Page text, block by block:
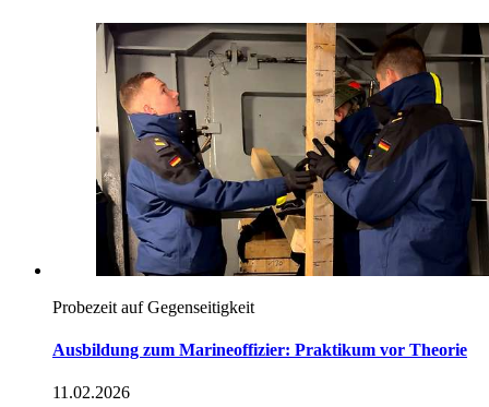
Probezeit auf Gegenseitigkeit
Ausbildung zum Marineoffizier: Praktikum vor Theorie
11.02.2026